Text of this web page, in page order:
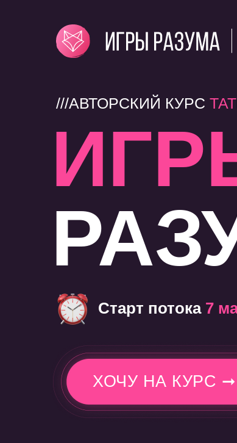
ХОЧУ НА КУРС ➞
Старт потока 7
///АВТОРСКИЙ КУРС